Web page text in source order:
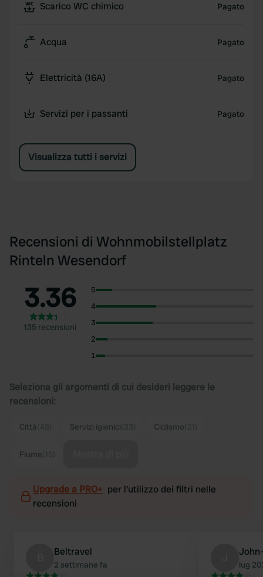
Scarico WC chimico Pagato
Acqua Pagato
Elettricità (16A) Pagato
Servizi per i passanti Pagato
Visualizza tutti i servizi
Recensioni di Wohnmobilstellplatz
Rinteln Wesendorf
3.36
135 recensioni
5
4
3
2
1
Seleziona gli argomenti di cui desideri leggere le
recensioni:
Città Servizi igienici Ciclismo
Fiume
Upgrade a PRO+ per l'utilizzo dei filtri nelle
recensioni
Beltravel
2 settimane fa lug